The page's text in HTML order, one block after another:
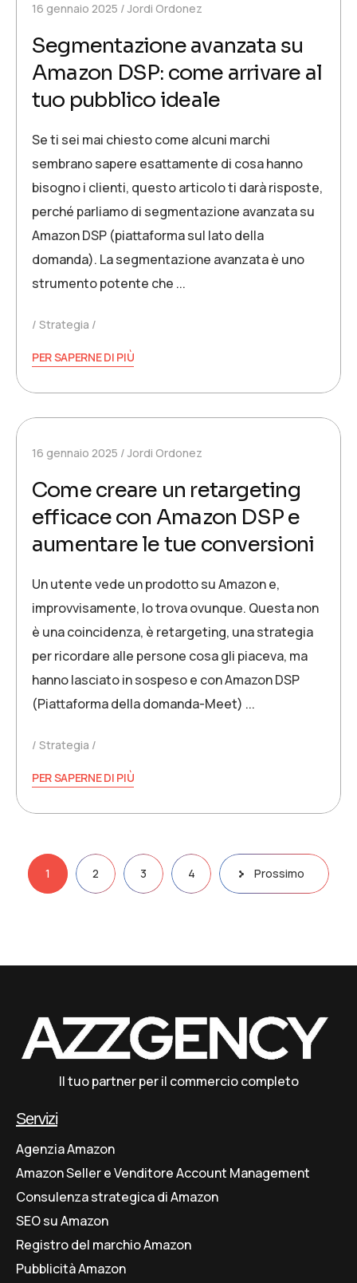
16 gennaio 2025 Jordi Ordonez
Segmentazione avanzata su
Amazon DSP: come arrivare al
tuo pubblico ideale
Se ti sei mai chiesto come alcuni marchi
sembrano sapere esattamente di cosa hanno
bisogno i clienti, questo articolo ti darà risposte,
perché parliamo di segmentazione avanzata su
Amazon DSP (piattaforma sul lato della
domanda). La segmentazione avanzata è uno
strumento potente che ...
Strategia
PER SAPERNE DI PIÙ
16 gennaio 2025 Jordi Ordonez
Come creare un retargeting
efficace con Amazon DSP e
aumentare le tue conversioni
Un utente vede un prodotto su Amazon e,
improvvisamente, lo trova ovunque. Questa non
è una coincidenza, è retargeting, una strategia
per ricordare alle persone cosa gli piaceva, ma
hanno lasciato in sospeso e con Amazon DSP
(Piattaforma della domanda-Meet) ...
Strategia
PER SAPERNE DI PIÙ
1 2 3 4 Prossimo
Il tuo partner per il commercio completo
Servizi
Agenzia Amazon
Amazon Seller e Venditore Account Management
Consulenza strategica di Amazon
SEO su Amazon
Registro del marchio Amazon
Pubblicità Amazon